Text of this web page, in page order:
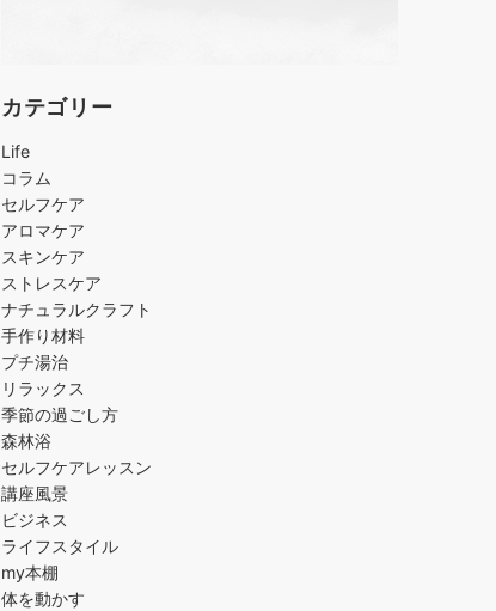
カテゴリー
Life
コラム
セルフケア
アロマケア
スキンケア
ストレスケア
ナチュラルクラフト
手作り材料
プチ湯治
リラックス
季節の過ごし方
森林浴
セルフケアレッスン
講座風景
ビジネス
ライフスタイル
my本棚
体を動かす